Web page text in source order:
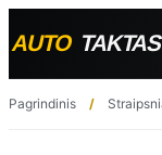
Pagrindinis